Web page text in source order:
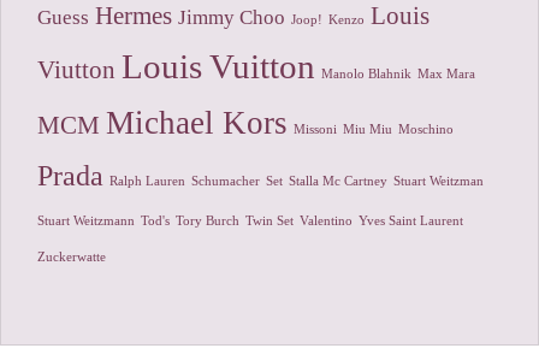
Guess Hermes Jimmy Choo Joop! Kenzo Louis
Viutton Louis Vuitton Manolo Blahnik Max Mara
MCM Michael Kors Missoni Miu Miu Moschino
Prada Ralph Lauren Schumacher Set Stalla Mc Cartney Stuart Weitzman
Stuart Weitzmann Tod's Tory Burch Twin Set Valentino Yves Saint Laurent
Zuckerwatte